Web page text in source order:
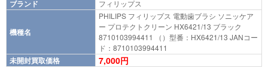
ブランド フィリップス
機種名
PHILIPS フィリップス 電動歯ブラシ ソニッケア
ー プロテクトクリーン HX6421/13 ブラック
8710103994411 （）型番：HX6421/13 JANコー
ド：8710103994411
未開封買取価格 7,000円